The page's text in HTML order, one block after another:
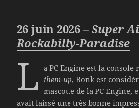
26 juin 2026 –Super
Rockabilly-Paradise
L a PC Engine est la console
them-up, Bonk est
mascotte de la PC Engine,
avait laissé une très bonne